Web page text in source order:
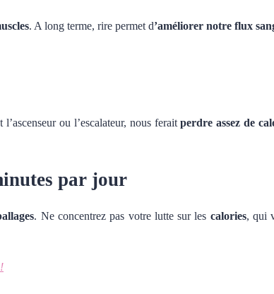
. A long terme, rire permet d’améliorer notre flux
ou l’escalateur, nous feraitperdre assez de
par jour
. Ne concentrez pas votre lutte sur les calories, qui